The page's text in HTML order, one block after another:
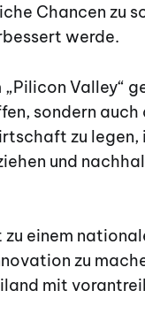
Chancen zu
werde.
Valley“
sondern auch
zu
und
einem
zu
mit